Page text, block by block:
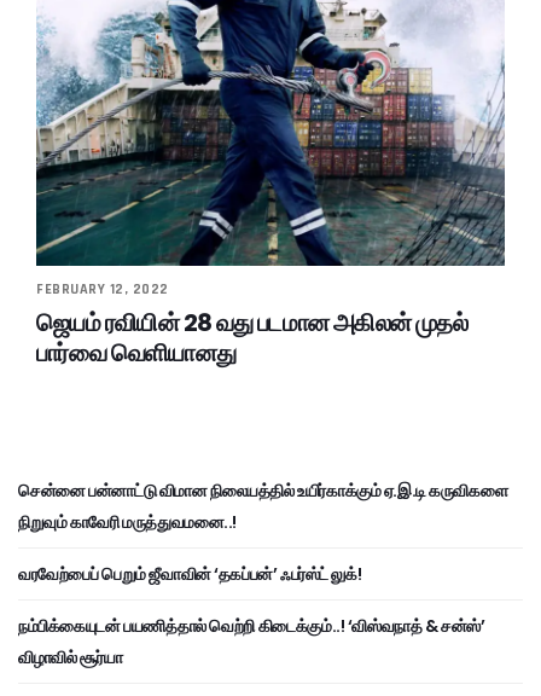
FEBRUARY 12, 2022
ஜெயம் ரவியின் 28 வது படமான அகிலன் முதல்
பார்வை வெளியானது
சென்னை பன்னாட்டு விமான நிலையத்தில் உயிர்காக்கும் ஏ.இ.டி கருவிகளை
நிறுவும் காவேரி மருத்துவமனை..!
வரவேற்பைப் பெறும் ஜீவாவின் ‘தகப்பன்’ ஃபர்ஸ்ட் லுக்!
நம்பிக்கையுடன் பயணித்தால் வெற்றி கிடைக்கும்..! ‘விஸ்வநாத் & சன்ஸ்’
விழாவில் சூர்யா